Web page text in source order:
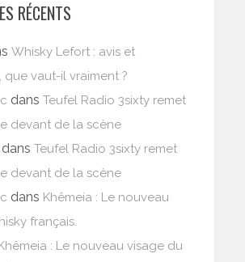
RÉCENTS
Whisky Lefort : avis et
que vaut-il vraiment ?
dansTeufel Radio 3sixty remet
devant de la scène
dansTeufel Radio 3sixty remet
devant de la scène
dans Khêmeia : Le nouveau
français.
Khêmeia : Le nouveau visage du